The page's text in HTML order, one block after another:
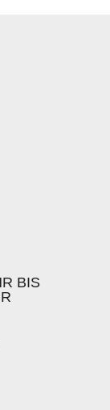
BIS